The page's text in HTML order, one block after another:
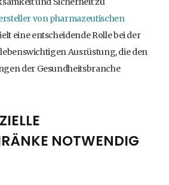
von pharmazeutischen
eine entscheidende Rolle bei der
Ausrüstung, die den
der Gesundheitsbranche
NOTWENDIG